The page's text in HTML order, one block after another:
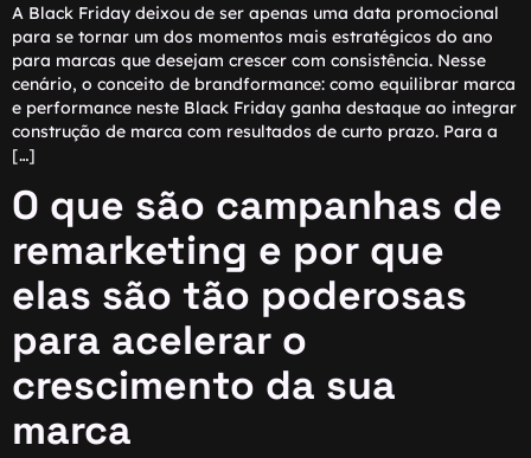
A Black Friday deixou de ser apenas uma data promocional
para se tornar um dos momentos mais estratégicos do ano
para marcas que desejam crescer com consistência. Nesse
cenário, o conceito de brandformance: como equilibrar marca
e performance neste Black Friday ganha destaque ao integrar
construção de marca com resultados de curto prazo. Para a
[…]
O que são campanhas de
remarketing e por que
elas são tão poderosas
para acelerar o
crescimento da sua
marca